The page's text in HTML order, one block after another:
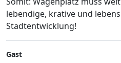
lebendige, krative und
Stadtentwicklung!
Gast